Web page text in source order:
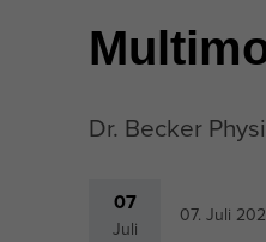
Dr. Becker
07
Juli
07. Juli